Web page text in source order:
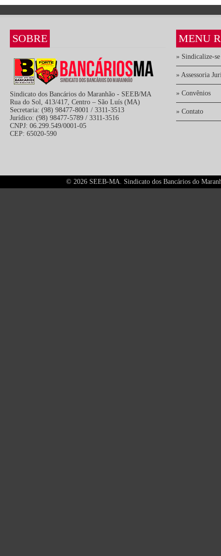
SOBRE
Sindicato dos Bancários do Maranhão - SEEB/MA
Rua do Sol, 413/417, Centro – São Luís (MA)
Secretaria: (98) 98477-8001 / 3311-3513
Jurídico: (98) 98477-5789 / 3311-3516
CNPJ: 06.299.549/0001-05
CEP: 65020-590
MENU
» Sindicalize-se
» Assessoria
» Convênios
» Contato
© 2026 SEEB-MA. Sindicato dos Bancários do